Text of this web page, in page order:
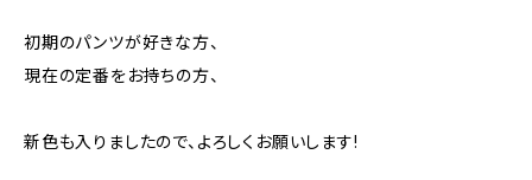
初期のパンツが好きな方、
現在の定番をお持ちの方、
新色も入りましたので、よろしくお願いします!